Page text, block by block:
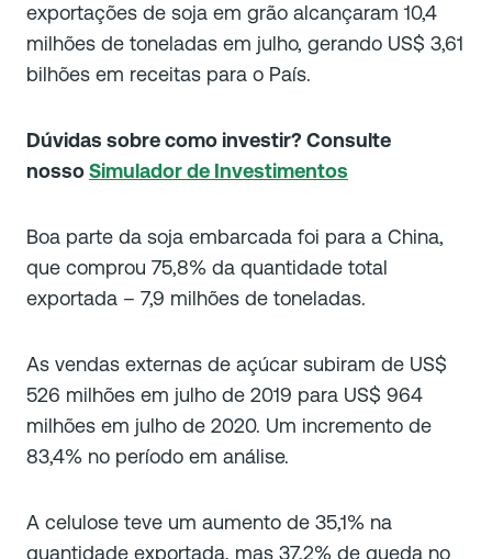
exportações de soja em grão alcançaram 10,4
milhões de toneladas em julho, gerando US$ 3,61
bilhões em receitas para o País.
Dúvidas sobre como investir? Consulte
nossoSimulador de Investimentos
Boa parte da soja embarcada foi para a China,
que comprou 75,8% da quantidade total
exportada – 7,9 milhões de toneladas.
As vendas externas de açúcar subiram de US$
526 milhões em julho de 2019 para US$ 964
milhões em julho de 2020. Um incremento de
83,4% no período em análise.
A celulose teve um aumento de 35,1% na
quantidade exportada, mas 37,2% de queda no